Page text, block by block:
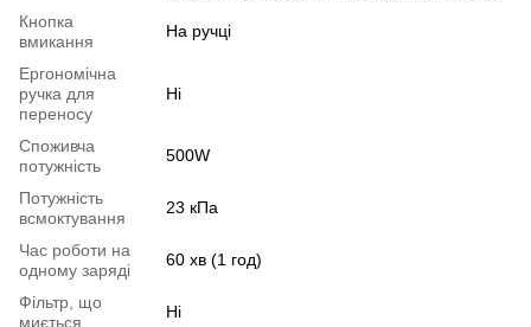
Кнопка
вмикання
На ручці
Ергономічна
ручка для
переносу
Ні
Споживча
потужність
500W
Потужність
всмоктування
23 кПа
Час роботи на
одному заряді
60 хв (1 год)
Фільтр, що
миється
Ні